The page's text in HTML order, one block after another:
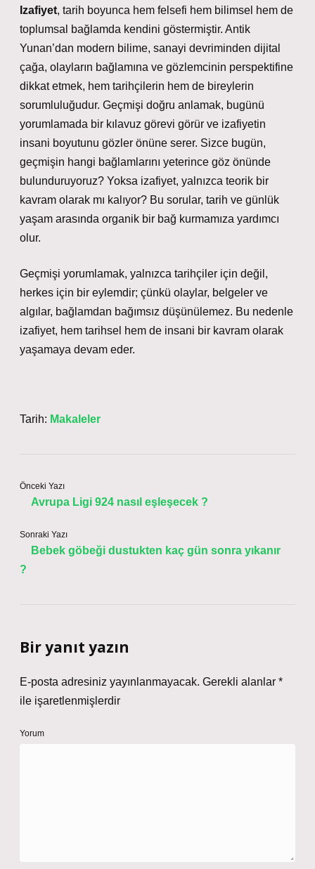
Izafiyet, tarih boyunca hem felsefi hem bilimsel hem de
toplumsal bağlamda kendini göstermiştir. Antik
Yunan’dan modern bilime, sanayi devriminden dijital
çağa, olayların bağlamına ve gözlemcinin perspektifine
dikkat etmek, hem tarihçilerin hem de bireylerin
sorumluluğudur. Geçmişi doğru anlamak, bugünü
yorumlamada bir kılavuz görevi görür ve izafiyetin
insani boyutunu gözler önüne serer. Sizce bugün,
geçmişin hangi bağlamlarını yeterince göz önünde
bulunduruyoruz? Yoksa izafiyet, yalnızca teorik bir
kavram olarak mı kalıyor? Bu sorular, tarih ve günlük
yaşam arasında organik bir bağ kurmamıza yardımcı
olur.
Geçmişi yorumlamak, yalnızca tarihçiler için değil,
herkes için bir eylemdir; çünkü olaylar, belgeler ve
algılar, bağlamdan bağımsız düşünülemez. Bu nedenle
izafiyet, hem tarihsel hem de insani bir kavram olarak
yaşamaya devam eder.
Tarih: Makaleler
Önceki Yazı
Avrupa Ligi 924 nasıl eşleşecek ?
Sonraki Yazı
Bebek göbeği dustukten kaç gün sonra yıkanır
?
Bir yanıt yazın
E-posta adresiniz yayınlanmayacak. Gerekli alanlar *
ile işaretlenmişlerdir
Yorum